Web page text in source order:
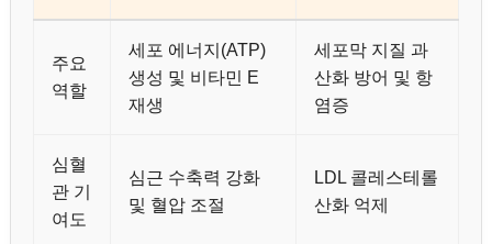
주요
역할
세포 에너지(ATP)
생성 및 비타민 E
재생
세포막 지질 과
산화 방어 및 항
염증
심혈
관 기
여도
심근 수축력 강화
및 혈압 조절
LDL 콜레스테롤
산화 억제